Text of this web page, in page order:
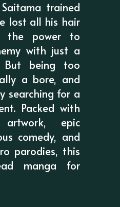
trained
lost all his hair
the power to
with just a
But being too
a bore, and
searching for a
Packed with
artwork, epic
comedy, and
parodies, this
manga for